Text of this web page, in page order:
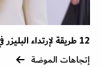
12 طريقة لإرتداء البليزر في ربيع 2024 لتتفردي بأسلوبك الأنيق
إتجاهات الموضة